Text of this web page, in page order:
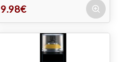
9.98€